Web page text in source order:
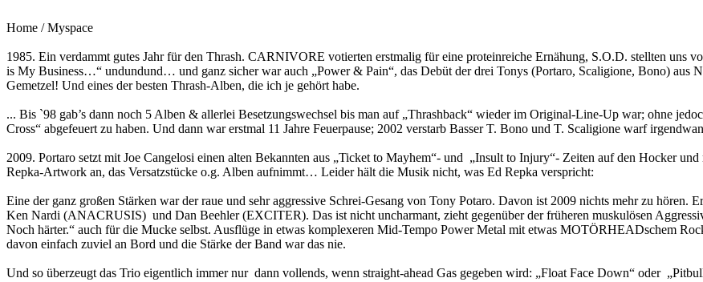
Home / Myspace
1985. Ein verdammt gutes Jahr für den Thrash. CARNIVORE votierten erstmalig für eine proteinreiche Ernähung, S.O.D. stellten uns
is My Business…“ undundund… und ganz sicher war auch „Power & Pain“, das Debüt der drei Tonys (Portaro, Scaligione, Bono) aus
Gemetzel! Und eines der besten Thrash-Alben, die ich je gehört habe.
... Bis `98 gab’s dann noch 5 Alben & allerlei Besetzungswechsel bis man auf „Thrashback“ wieder im Original-Line-Up war; ohne
Cross“ abgefeuert zu haben. Und dann war erstmal 11 Jahre Feuerpause; 2002 verstarb Basser T. Bono und T. Scaligione warf
2009. Portaro setzt mit Joe Cangelosi einen alten Bekannten aus „Ticket to Mayhem“- und „Insult to Injury“- Zeiten auf den Hocker
Repka-Artwork an, das Versatzstücke o.g. Alben aufnimmt… Leider hält die Musik nicht, was Ed Repka verspricht:
Eine der ganz großen Stärken war der raue und sehr aggressive Schrei-Gesang von Tony Potaro. Davon ist 2009 nichts mehr zu
Ken Nardi (ANACRUSIS) und Dan Beehler (EXCITER). Das ist nicht uncharmant, zieht gegenüber der früheren muskulösen
Noch härter.“ auch für die Mucke selbst. Ausflüge in etwas komplexeren Mid-Tempo Power Metal mit etwas MOTÖRHEADschem
davon einfach zuviel an Bord und die Stärke der Band war das nie.
Und so überzeugt das Trio eigentlich immer nur dann vollends, wenn straight-ahead Gas gegeben wird: „Float Face Down“ oder